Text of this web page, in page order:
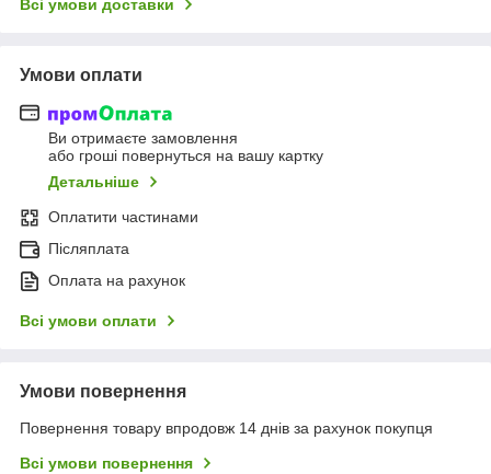
Всі умови доставки
Умови оплати
Ви отримаєте замовлення
або гроші повернуться на вашу картку
Детальніше
Оплатити частинами
Післяплата
Оплата на рахунок
Всі умови оплати
Умови повернення
Повернення товару впродовж 14 днів за рахунок покупця
Всі умови повернення